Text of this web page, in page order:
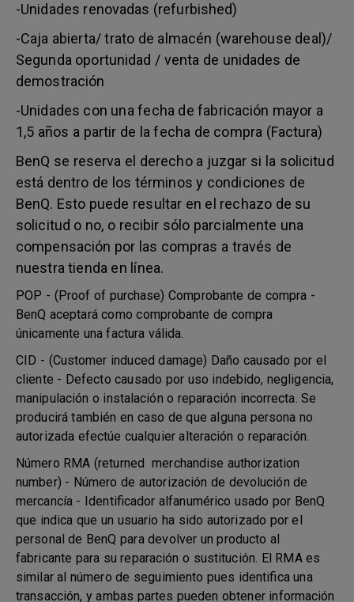
-Unidades renovadas (refurbished)
-Caja abierta/ trato de almacén (warehouse deal)/
Segunda oportunidad / venta de unidades de
demostración
-Unidades con una fecha de fabricación mayor a
1,5 años a partir de la fecha de compra (Factura)
BenQ se reserva el derecho a juzgar si la solicitud
está dentro de los términos y condiciones de
BenQ. Esto puede resultar en el rechazo de su
solicitud o no, o recibir sólo parcialmente una
compensación por las compras a través de
nuestra tienda en línea.
POP - (Proof of purchase) Comprobante de compra -
BenQ aceptará como comprobante de compra
únicamente una factura válida.
CID - (Customer induced damage) Daño causado por el
cliente - Defecto causado por uso indebido, negligencia,
manipulación o instalación o reparación incorrecta. Se
producirá también en caso de que alguna persona no
autorizada efectúe cualquier alteración o reparación.
Número RMA (returned merchandise authorization
number) - Número de autorización de devolución de
mercancía - Identificador alfanumérico usado por BenQ
que indica que un usuario ha sido autorizado por el
personal de BenQ para devolver un producto al
fabricante para su reparación o sustitución. El RMA es
similar al número de seguimiento pues identifica una
transacción, y ambas partes pueden obtener información